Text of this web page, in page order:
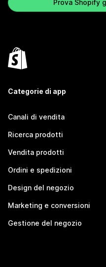
Prova Shopify
Categorie di app
Canali di vendita
Ricerca prodotti
Vendita prodotti
Ordini e spedizioni
Design del negozio
Marketing e conversioni
Gestione del negozio